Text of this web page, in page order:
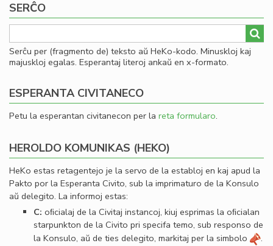
SERĈO
Serĉu per (fragmento de) teksto aŭ HeKo-kodo. Minuskloj kaj
majuskloj egalas. Esperantaj literoj ankaŭ en x-formato.
ESPERANTA CIVITANECO
Petu la esperantan civitanecon per la reta formularo.
HEROLDO KOMUNIKAS (HEKO)
HeKo estas retagentejo je la servo de la establoj en kaj apud la
Pakto por la Esperanta Civito, sub la imprimaturo de la Konsulo
aŭ delegito. La informoj estas:
C: oﬁcialaj de la Civitaj instancoj, kiuj esprimas la oﬁcialan
starpunkton de la Civito pri specifa temo, sub responso de
la Konsulo, aŭ de ties delegito, markitaj per la simbolo
.